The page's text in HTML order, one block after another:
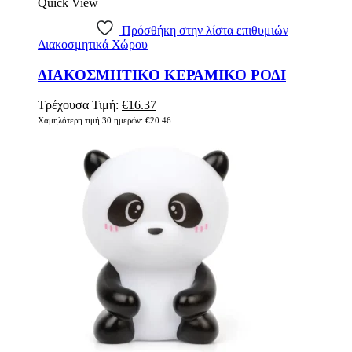
Quick View
Πρόσθήκη στην λίστα επιθυμιών
Διακοσμητικά Χώρου
ΔΙΑΚΟΣΜΗΤΙΚΟ ΚΕΡΑΜΙΚΟ ΡΟΔΙ
Τρέχουσα Τιμή: Original
price
€16.37Η
τρέχουσα
Χαμηλότερη τιμή 30 ημερών: €20.46